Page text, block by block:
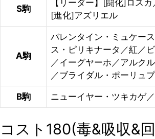
S駒
【リーダー】[闘化]ロス
[進化]アズリエル
A駒
バレンタイン・ミュケー
ス・ピリキナータ／紅／
／イーグヤーホ／アルク
／ブライダル・ポーリュ
B駒 ニューイヤー・ツキカゲ
コスト180(毒&吸収&